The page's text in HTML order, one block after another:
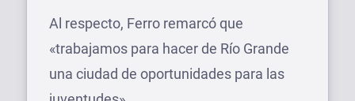
Al respecto, Ferro remarcó que
«trabajamos para hacer de Río Grande
una ciudad de oportunidades para las